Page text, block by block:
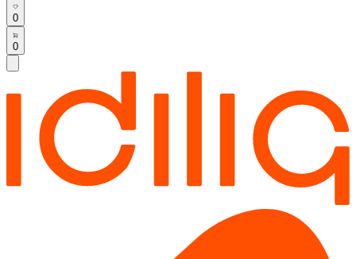
0
0